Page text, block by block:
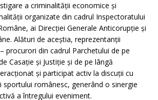
a criminalității economice și
organizate din cadrul Inspectoratului
ai Direcției Generale Anticorupție și
Alături de aceștia, reprezentanții
procurori din cadrul Parchetului de pe
Casație și Justiție și de pe lângă
și participat activ la discuții cu
sportului românesc, generând o sinergie
a întregului eveniment.